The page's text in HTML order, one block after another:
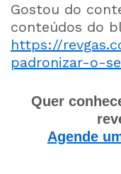
Gostou do
conteúdos do
https://
padronizar-o-
Quer
Agende